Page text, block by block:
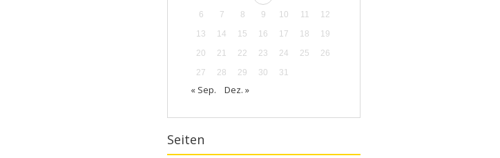
6 7 8 9 10 11
12
13
14 15 16 17 18
19
20
21 22 23 24 25
26
27
28 29 30 31
« Sep. Dez. »
Seiten